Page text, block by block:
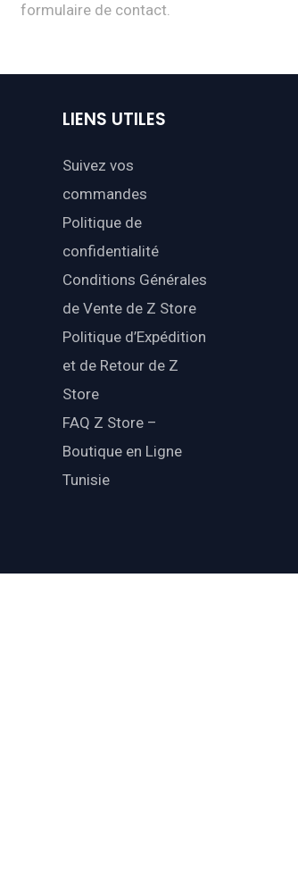
formulaire de contact.
LIENS UTILES
Suivez vos
commandes
Politique de
confidentialité
Conditions Générales
de Vente de Z Store
Politique d’Expédition
et de Retour de Z
Store
FAQ Z Store –
Boutique en Ligne
Tunisie